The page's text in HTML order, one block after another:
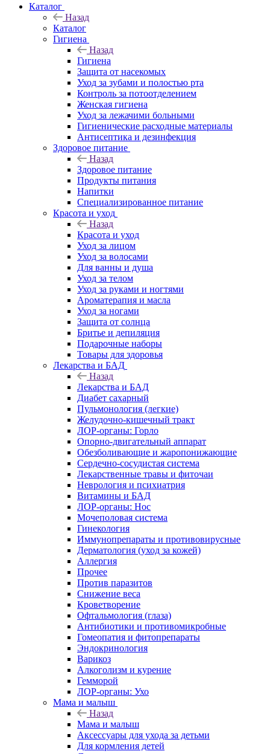
Каталог
Назад
Каталог
Гигиена
Назад
Гигиена
Защита от насекомых
Уход за зубами и полостью рта
Контроль за потоотделением
Женская гигиена
Уход за лежачими больными
Гигиенические расходные материалы
Антисептика и дезинфекция
Здоровое питание
Назад
Здоровое питание
Продукты питания
Напитки
Специализированное питание
Красота и уход
Назад
Красота и уход
Уход за лицом
Уход за волосами
Для ванны и душа
Уход за телом
Уход за руками и ногтями
Ароматерапия и масла
Уход за ногами
Защита от солнца
Бритье и депиляция
Подарочные наборы
Товары для здоровья
Лекарства и БАД
Назад
Лекарства и БАД
Диабет сахарный
Пульмонология (легкие)
Желудочно-кишечный тракт
ЛОР-органы: Горло
Опорно-двигательный аппарат
Обезболивающие и жаропонижающие
Сердечно-сосудистая система
Лекарственные травы и фиточаи
Неврология и психиатрия
Витамины и БАД
ЛОР-органы: Нос
Мочеполовая система
Гинекология
Иммунопрепараты и противовирусные
Дерматология (уход за кожей)
Аллергия
Прочее
Против паразитов
Снижение веса
Кроветворение
Офтальмология (глаза)
Антибиотики и противомикробные
Гомеопатия и фитопрепараты
Эндокринология
Варикоз
Алкоголизм и курение
Гемморой
ЛОР-органы: Ухо
Мама и малыш
Назад
Мама и малыш
Аксессуары для ухода за детьми
Для кормления детей